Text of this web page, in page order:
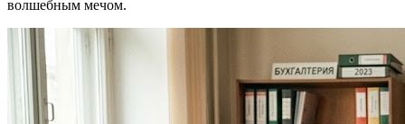
волшебным мечом.